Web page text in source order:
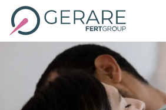
Quem Somos
Tratamentos